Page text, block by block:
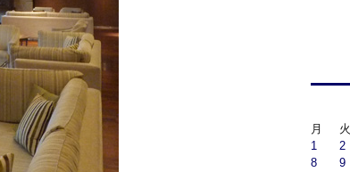
月
火
1 2
8
9